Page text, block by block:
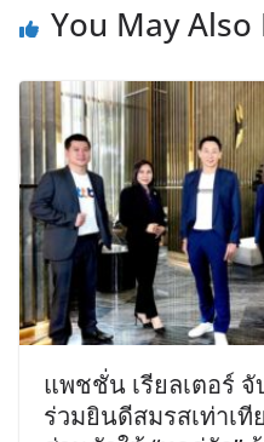
You May Also
แพชชั่น เรียลเตอร์
ร่วมยินดีสมรสเท่าเ